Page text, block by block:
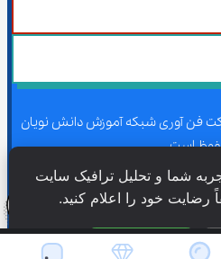
فن آوری شبکه آموزش دانش نویان
است.
آوری شبکه آموزش دانش نویان
تجربه شما و تحلیل ترافیک سایت
پذیرش همه